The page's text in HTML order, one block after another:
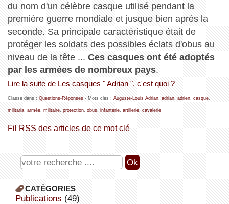
du nom d'un célèbre casque utilisé pendant la
première guerre mondiale et jusque bien après la
seconde. Sa principale caractéristique était de
protéger les soldats des possibles éclats d'obus au
niveau de la tête ... Ces casques ont été adoptés
par les armées de nombreux pays.
Lire la suite de Les casques " Adrian ", c'est quoi ?
Classé dans : Questions-Réponses- Mots clés : Auguste-Louis Adrian, adrian, adrien, casque,
militaria, armée, militaire, protection, obus, infanterie, artillerie, cavalerie
Fil RSS des articles de ce mot clé
CATÉGORIES
publications (49)